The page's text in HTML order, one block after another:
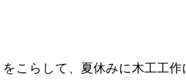
こらして、夏休みに木工工作